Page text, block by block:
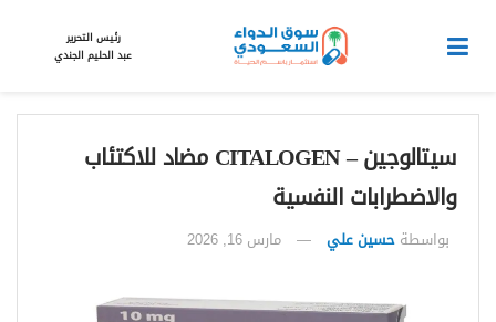
رئيس التحرير
عبد الحليم الجندي
سيتالوجين – CITALOGEN مضاد للاكتئاب
والاضطرابات النفسية
بواسطة حسين علي مارس 16, 2026